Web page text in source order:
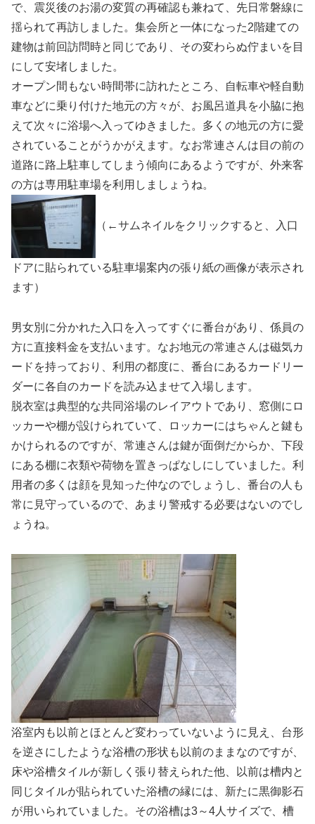
で、震災後のお湯の変質の再確認も兼ねて、先日常磐線に
揺られて再訪しました。集会所と一体になった2階建ての
建物は前回訪問時と同じであり、その変わらぬ佇まいを目
にして安堵しました。
オープン間もない時間帯に訪れたところ、自転車や軽自動
車などに乗り付けた地元の方々が、お風呂道具を小脇に抱
えて次々に浴場へ入ってゆきました。多くの地元の方に愛
されていることがうかがえます。なお常連さんは目の前の
道路に路上駐車してしまう傾向にあるようですが、外来客
の方は専用駐車場を利用しましょうね。
（←サムネイルをクリックすると、入口
ドアに貼られている駐車場案内の張り紙の画像が表示され
ます）
男女別に分かれた入口を入ってすぐに番台があり、係員の
方に直接料金を支払います。なお地元の常連さんは磁気カ
ードを持っており、利用の都度に、番台にあるカードリー
ダーに各自のカードを読み込ませて入場します。
脱衣室は典型的な共同浴場のレイアウトであり、窓側にロ
ッカーや棚が設けられていて、ロッカーにはちゃんと鍵も
かけられるのですが、常連さんは鍵が面倒だからか、下段
にある棚に衣類や荷物を置きっぱなしにしていました。利
用者の多くは顔を見知った仲なのでしょうし、番台の人も
常に見守っているので、あまり警戒する必要はないのでし
ょうね。
浴室内も以前とほとんど変わっていないように見え、台形
を逆さにしたような浴槽の形状も以前のままなのですが、
床や浴槽タイルが新しく張り替えられた他、以前は槽内と
同じタイルが貼られていた浴槽の縁には、新たに黒御影石
が用いられていました。その浴槽は3～4人サイズで、槽